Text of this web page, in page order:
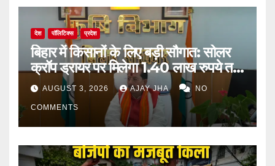
देश पॉलिटिक्स प्रदेश
बिहार में किसानों के लिए बड़ी सौगात: सोलर
क्रॉप ड्रायर पर मिलेगा 1.40 लाख रुपये तक
का अनुदान
AUGUST 3, 2026 AJAY JHA NO
COMMENTS